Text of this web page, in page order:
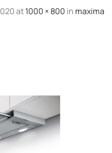
at1000 × 800 in maxima